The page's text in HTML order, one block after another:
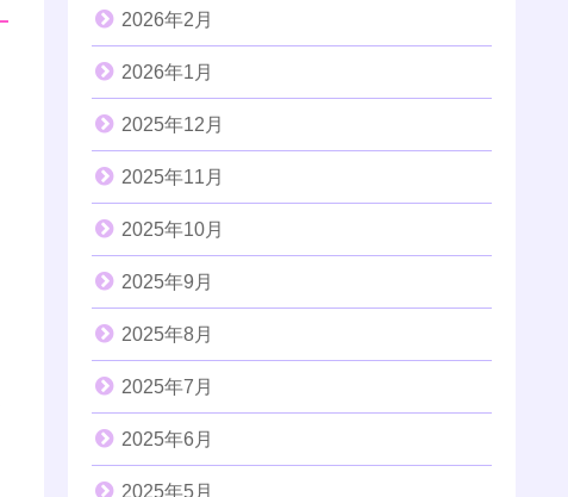
2026年2月
2026年1月
2025年12月
2025年11月
2025年10月
2025年9月
2025年8月
2025年7月
2025年6月
2025年5月